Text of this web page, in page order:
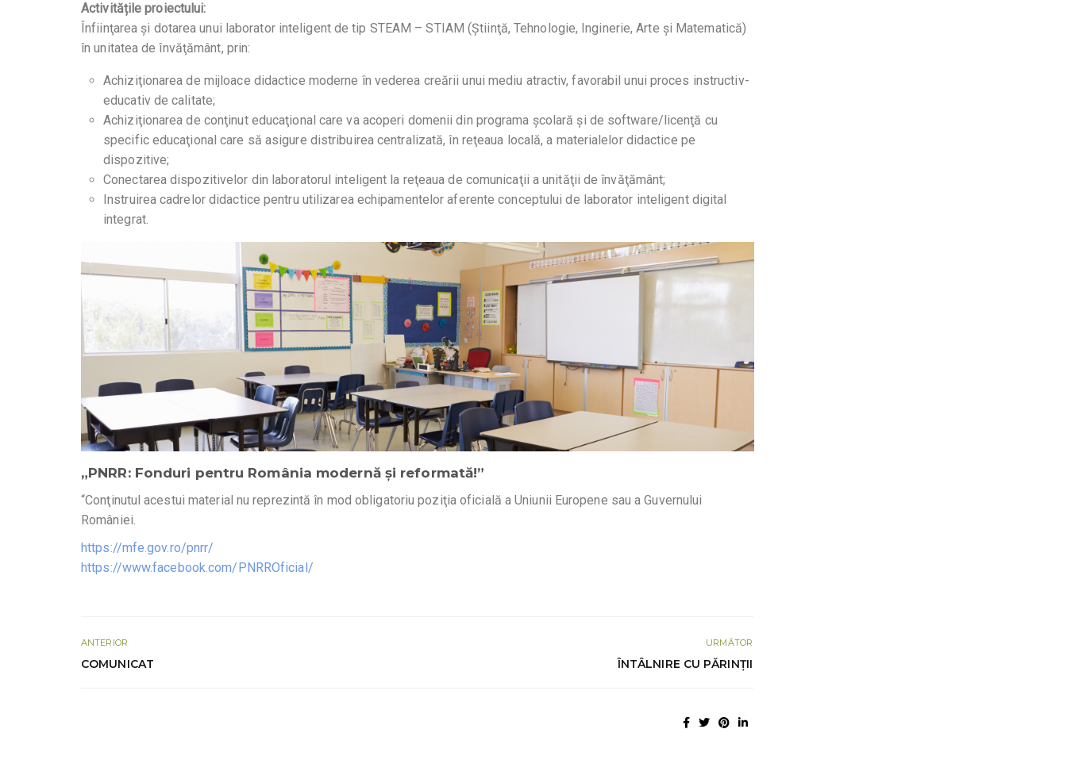
Activitățile proiectului:
Înfiinţarea și dotarea unui laborator inteligent de tip STEAM – STIAM (Știinţă, Tehnologie, Inginerie, Arte și Matematică)
în unitatea de învăţământ, prin:
Achiziţionarea de mijloace didactice moderne în vederea creării unui mediu atractiv, favorabil unui proces instructiv-
educativ de calitate;
Achiziţionarea de conţinut educaţional care va acoperi domenii din programa școlară și de software/licenţă cu
specific educaţional care să asigure distribuirea centralizată, în reţeaua locală, a materialelor didactice pe
dispozitive;
Conectarea dispozitivelor din laboratorul inteligent la reţeaua de comunicaţii a unităţii de învăţământ;
Instruirea cadrelor didactice pentru utilizarea echipamentelor aferente conceptului de laborator inteligent digital
integrat.
„PNRR: Fonduri pentru România modernă și reformată!”
“Conţinutul acestui material nu reprezintă în mod obligatoriu poziţia oficială a Uniunii Europene sau a Guvernului
României.
https://mfe.gov.ro/pnrr/
https://www.facebook.com/PNRROficial/
ANTERIOR
COMUNICAT
URMĂTOR
ÎNTÂLNIRE CU PĂRINȚII